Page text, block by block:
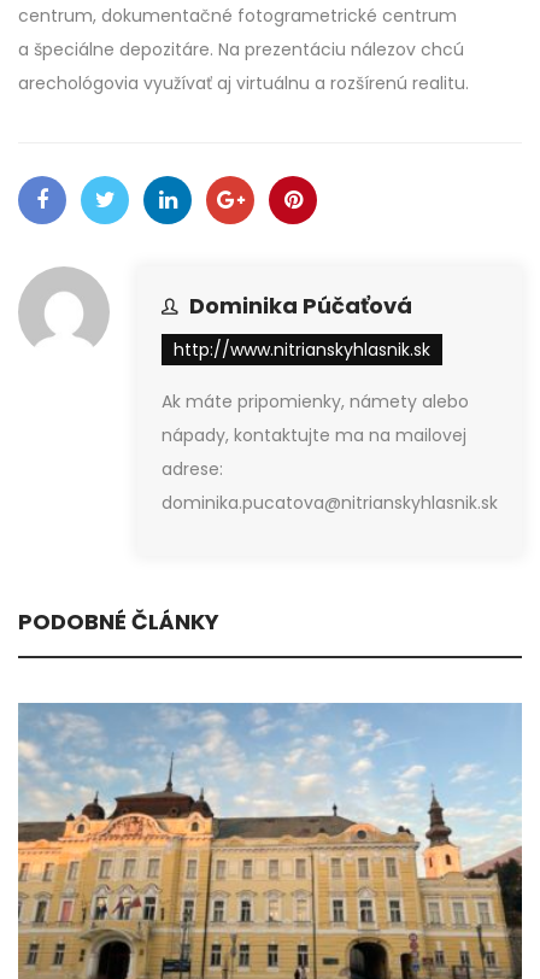
centrum, dokumentačné fotogrametrické centrum
a špeciálne depozitáre. Na prezentáciu nálezov chcú
arechológovia využívať aj virtuálnu a rozšírenú realitu.
Dominika Púčaťová
http://www.nitrianskyhlasnik.sk
Ak máte pripomienky, námety alebo
nápady, kontaktujte ma na mailovej
adrese:
dominika.pucatova@nitrianskyhlasnik.sk
PODOBNÉ ČLÁNKY